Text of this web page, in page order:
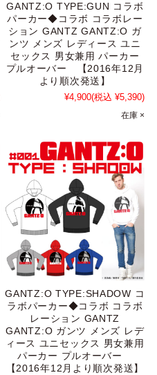
GANTZ:O TYPE:GUN コラボ
パーカー◆コラボ コラボレー
ション GANTZ GANTZ:O ガ
ンツ メンズ レディース ユニ
セックス 男女兼用 パーカー
プルオーバー 【2016年12月
より順次発送】
¥4,900(税込 ¥5,390)
在庫 ×
GANTZ:O TYPE:SHADOW コ
ラボパーカー◆コラボ コラボ
レーション GANTZ
GANTZ:O ガンツ メンズ レデ
ィース ユニセックス 男女兼用
パーカー プルオーバー
【2016年12月より順次発送】